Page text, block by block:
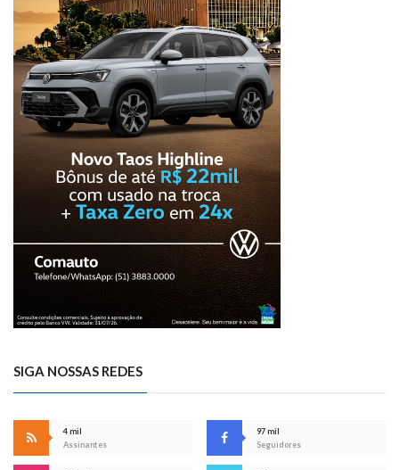
SIGA NOSSAS REDES
4 mil
Assinantes
97 mil
Seguidores